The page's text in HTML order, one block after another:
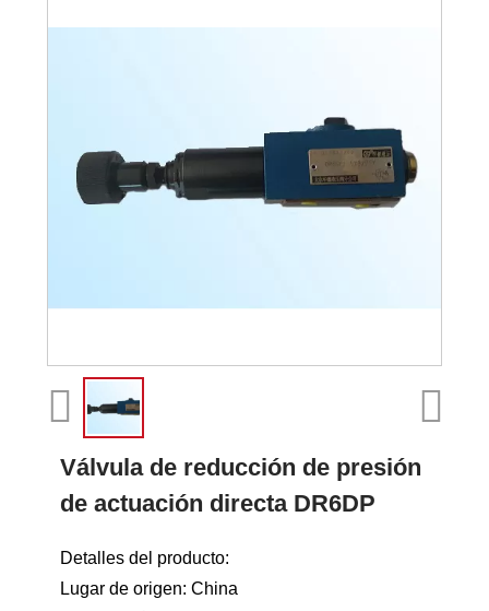
Válvula de reducción de presión
de actuación directa DR6DP
Detalles del producto:
Lugar de origen: China